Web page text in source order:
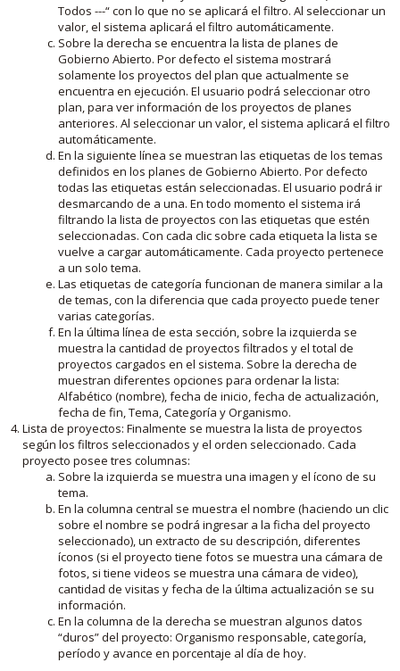
Todos ---“ con lo que no se aplicará el filtro. Al seleccionar un
valor, el sistema aplicará el filtro automáticamente.
Sobre la derecha se encuentra la lista de planes de
Gobierno Abierto. Por defecto el sistema mostrará
solamente los proyectos del plan que actualmente se
encuentra en ejecución. El usuario podrá seleccionar otro
plan, para ver información de los proyectos de planes
anteriores. Al seleccionar un valor, el sistema aplicará el filtro
automáticamente.
En la siguiente línea se muestran las etiquetas de los temas
definidos en los planes de Gobierno Abierto. Por defecto
todas las etiquetas están seleccionadas. El usuario podrá ir
desmarcando de a una. En todo momento el sistema irá
filtrando la lista de proyectos con las etiquetas que estén
seleccionadas. Con cada clic sobre cada etiqueta la lista se
vuelve a cargar automáticamente. Cada proyecto pertenece
a un solo tema.
Las etiquetas de categoría funcionan de manera similar a la
de temas, con la diferencia que cada proyecto puede tener
varias categorías.
En la última línea de esta sección, sobre la izquierda se
muestra la cantidad de proyectos filtrados y el total de
proyectos cargados en el sistema. Sobre la derecha de
muestran diferentes opciones para ordenar la lista:
Alfabético (nombre), fecha de inicio, fecha de actualización,
fecha de fin, Tema, Categoría y Organismo.
Lista de proyectos: Finalmente se muestra la lista de proyectos
según los filtros seleccionados y el orden seleccionado. Cada
proyecto posee tres columnas:
Sobre la izquierda se muestra una imagen y el ícono de su
tema.
En la columna central se muestra el nombre (haciendo un clic
sobre el nombre se podrá ingresar a la ficha del proyecto
seleccionado), un extracto de su descripción, diferentes
íconos (si el proyecto tiene fotos se muestra una cámara de
fotos, si tiene videos se muestra una cámara de video),
cantidad de visitas y fecha de la última actualización se su
información.
En la columna de la derecha se muestran algunos datos
“duros” del proyecto: Organismo responsable, categoría,
período y avance en porcentaje al día de hoy.